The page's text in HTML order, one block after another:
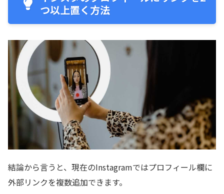
つ以上置く方法
結論から言うと、現在のInstagramではプロフィール欄に
外部リンクを複数追加できます。